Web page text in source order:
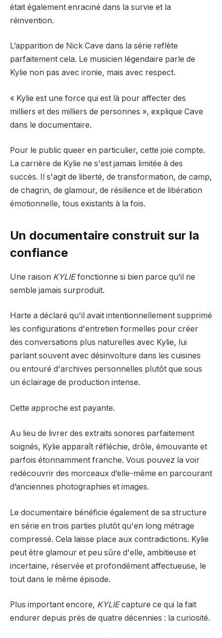
était également enraciné dans la survie et la
réinvention.
L’apparition de Nick Cave dans la série reflète
parfaitement cela. Le musicien légendaire parle de
Kylie non pas avec ironie, mais avec respect.
« Kylie est une force qui est là pour affecter des
milliers et des milliers de personnes », explique Cave
dans le documentaire.
Pour le public queer en particulier, cette joie compte.
La carrière de Kylie ne s'est jamais limitée à des
succès. Il s'agit de liberté, de transformation, de camp,
de chagrin, de glamour, de résilience et de libération
émotionnelle, tous existants à la fois.
Un documentaire construit sur la
confiance
Une raison KYLIEfonctionne si bien parce qu’il ne
semble jamais surproduit.
Harte a déclaré qu'il avait intentionnellement supprimé
les configurations d'entretien formelles pour créer
des conversations plus naturelles avec Kylie, lui
parlant souvent avec désinvolture dans les cuisines
ou entouré d'archives personnelles plutôt que sous
un éclairage de production intense.
Cette approche est payante.
Au lieu de livrer des extraits sonores parfaitement
soignés, Kylie apparaît réfléchie, drôle, émouvante et
parfois étonnamment franche. Vous pouvez la voir
redécouvrir des morceaux d’elle-même en parcourant
d’anciennes photographies et images.
Le documentaire bénéficie également de sa structure
en série en trois parties plutôt qu'en long métrage
compressé. Cela laisse place aux contradictions. Kylie
peut être glamour et peu sûre d'elle, ambitieuse et
incertaine, réservée et profondément affectueuse, le
tout dans le même épisode.
Plus important encore, KYLIEcapture ce qui la fait
endurer depuis près de quatre décennies : la curiosité.